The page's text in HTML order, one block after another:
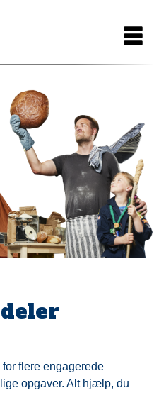
flere engagerede
opgaver. Alt hjælp, du